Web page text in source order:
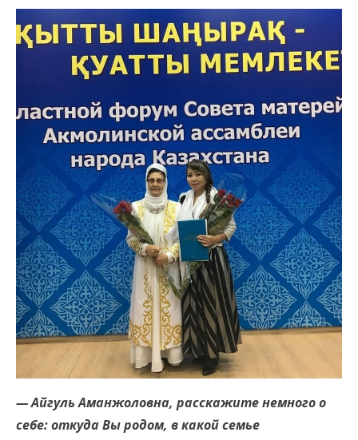
— Айгуль Аманжоловна, расскажите немного о
себе: откуда Вы родом, в какой семье